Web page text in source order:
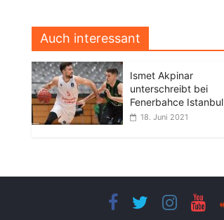
Auch interessant
Ismet Akpinar
unterschreibt bei
Fenerbahce Istanbul
18. Juni 2021